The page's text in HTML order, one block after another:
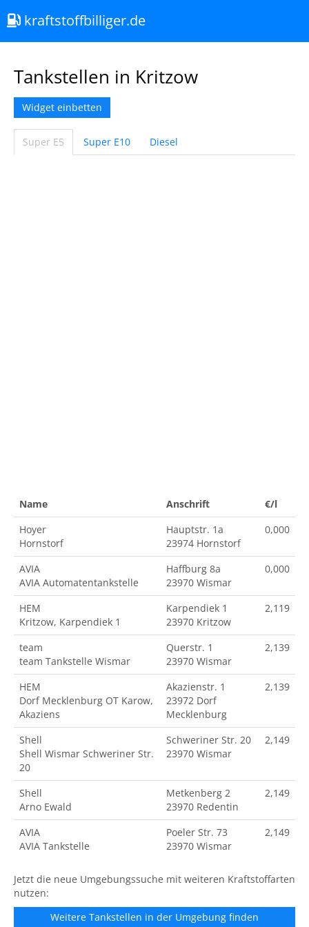
kraftstoffbilliger.de
Tankstellen in Kritzow
Widget einbetten
Super E5 Super E10 Diesel
Name Anschrift
€/l
Hoyer
Hornstorf
Hauptstr. 1a
23974 Hornstorf
0,000
AVIA
AVIA Automatentankstelle
Haffburg 8a
23970 Wismar
0,000
HEM
Kritzow, Karpendiek 1
Karpendiek 1
23970 Kritzow
2,119
team
team Tankstelle Wismar
Querstr. 1
23970 Wismar
2,139
HEM
Dorf Mecklenburg OT Karow,
Akaziens
Akazienstr. 1
23972 Dorf
Mecklenburg
2,139
Shell
Shell Wismar Schweriner Str.
20
Schweriner Str. 20
23970 Wismar
2,149
Shell
Arno Ewald
Metkenberg 2
23970 Redentin
2,149
AVIA
AVIA Tankstelle
Poeler Str. 73
23970 Wismar
2,149
Jetzt die neue Umgebungssuche mit weiteren Kraftstoffarten
nutzen:
Weitere Tankstellen in der Umgebung finden